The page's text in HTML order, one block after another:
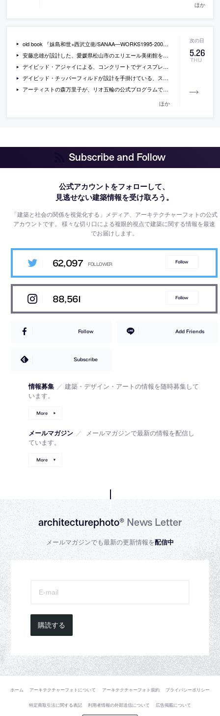
ほか
5.26
THU
old book 『妹島和世+西沢立衛/SANAA―WORKS1995‐2003』
安藤忠雄が設計した、愛媛県松山市のエリエール美術館を改修したホテル「瀬戸内リトリート青凪」の写真
デイビッド・アジャイによる、コンクリートでディスプレイ用什器を制作している、鞄ブランド・ヴァレクストラの店舗の写真
デイビッド・チッパーフィルドが設計を手掛けている、ストックホルムのノーベル財団本部の新しい画像
アーティストの森万里子が、リオ五輪の公式プログラムで発表する新作「Ring：One with Nature（リング・自然とひとつに）」の画像
ほか
Subscribe and Follow
公式アカウントをフォローして、
見逃せない建築情報を受け取ろう。
「建築と社会の関係を視覚化する」メディア、アーキテクチャーフォトの公式
アカウントです。様々な切り口による複眼的視点で建築に関する情報を最速
でお届けします。
62,097 Follow
88,561 Follow
Follow Add Friends
Subscribe
情報募集 ／ 建築・デザイン・アートの情報を随時募集して
います。
More
メールマガジン ／
メールマガジンで最新の情報を配信し
ています。
More
architecturephoto®News Letter
メールマガジンでも最新の更新情報を配信中
購読する
ホーム アーキテクチャーフォトについて アーキテクチャーフォト規約 プライバシーポリシー
特定商取引法に関する表記 利用者情報の外部送信について 広告掲載について